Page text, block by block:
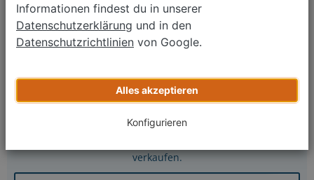
Zurück 1 2 3 4 Weiter
Auto verkaufen?
verkaufen.
Informationen findest du in unserer
Datenschutzerklärung und in den
Datenschutzrichtlinien von Google.
Alles akzeptieren
Konfigurieren